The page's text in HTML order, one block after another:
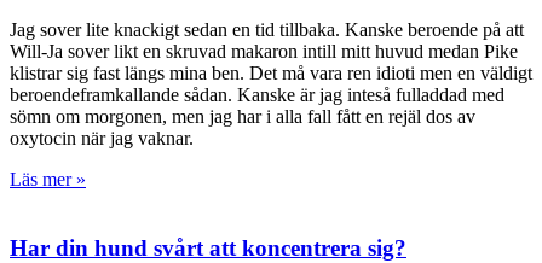
Jag sover lite knackigt sedan en tid tillbaka. Kanske beroende på att
Will-Ja sover likt en skruvad makaron intill mitt huvud medan Pike
klistrar sig fast längs mina ben. Det må vara ren idioti men en väldigt
beroendeframkallande sådan. Kanske är jag inteså fulladdad med
sömn om morgonen, men jag har i alla fall fått en rejäl dos av
oxytocin när jag vaknar.
Läs mer »
Har din hund svårt att koncentrera sig?